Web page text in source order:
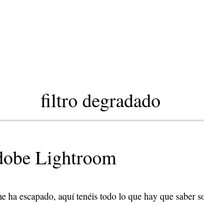
filtro degradado
Lightroom
ha escapado, aquí tenéis todo lo que hay que saber